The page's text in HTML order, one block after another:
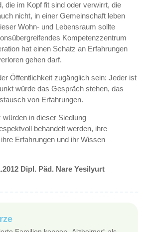
die im Kopf fit sind oder verwirrt, die
nicht, in einer Gemeinschaft leben
Wohn- und Lebensraum sollte
Kompetenzzentrum
hat einen Schatz an Erfahrungen
gehen darf.
Öffentlichkeit zugänglich sein: Jeder ist
würde das Gespräch stehen, das
von Erfahrungen.
in dieser Siedlung
behandelt werden, ihre
Erfahrungen und ihr Wissen
Dipl. Päd. Nare Yesilyurt